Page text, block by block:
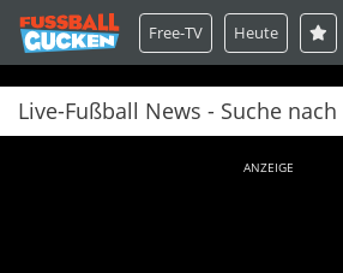
Free-TV Heute
Live-Fußball News - Suche
ANZEIGE